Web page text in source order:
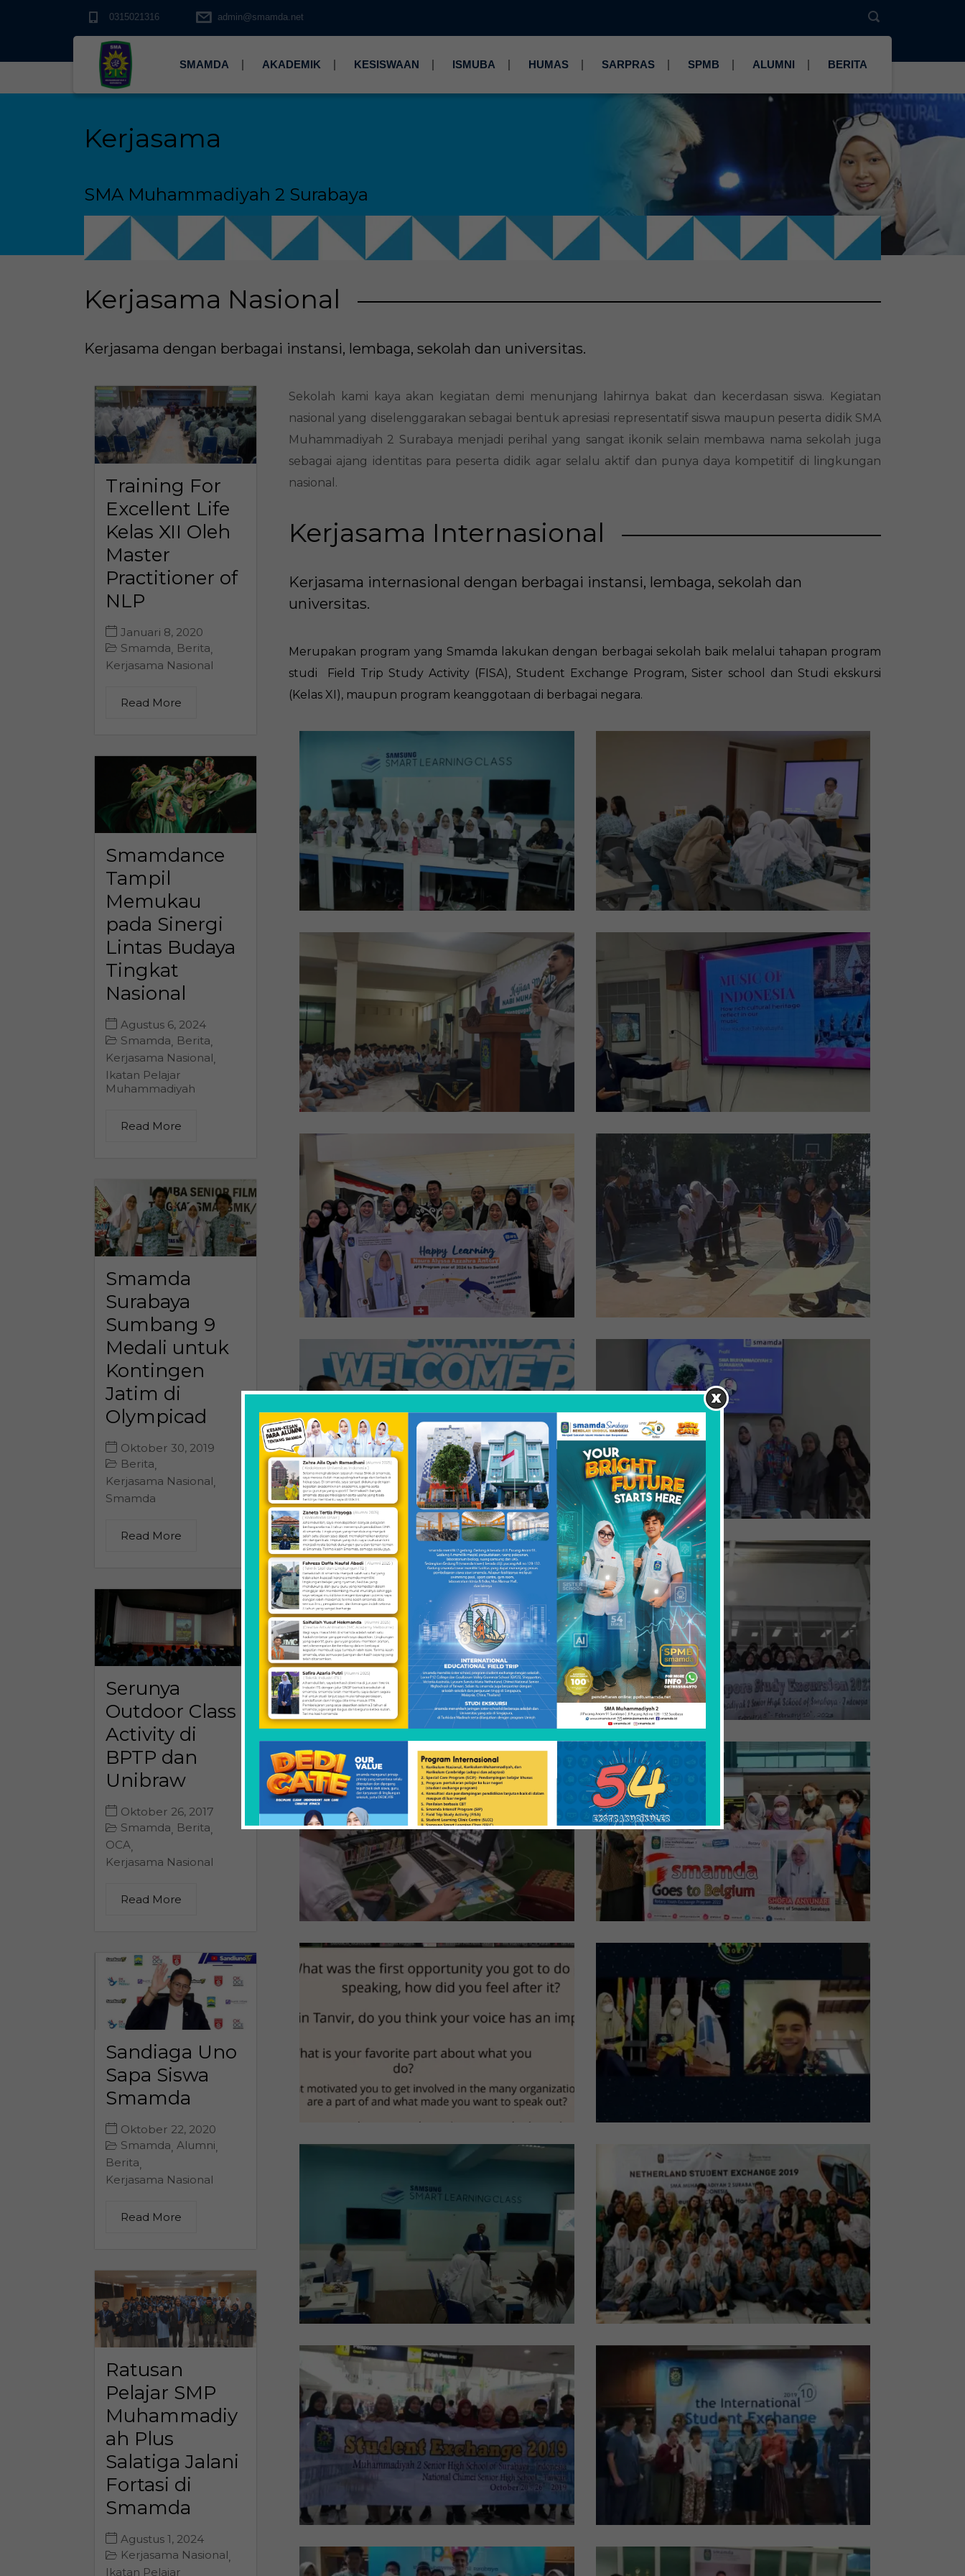
0315021316 admin@smamda.net
SMAMDA AKADEMIK KESISWAAN ISMUBA HUMAS SARPRAS SPMB ALUMNI BERITA
Kerjasama
SMA Muhammadiyah 2 Surabaya
Kerjasama Nasional
Kerjasama dengan berbagai instansi, lembaga, sekolah dan universitas.
Training For
Excellent Life
Kelas XII Oleh
Master
Practitioner of
NLP
Januari 8, 2020
Smamda, Berita,
Kerjasama Nasional
Read More
Smamdance
Tampil
Memukau
pada Sinergi
Lintas Budaya
Tingkat
Nasional
Agustus 6, 2024
Smamda, Berita,
Kerjasama Nasional,
Ikatan Pelajar
Muhammadiyah
Read More
Smamda
Surabaya
Sumbang 9
Medali untuk
Kontingen
Jatim di
Olympicad
Oktober 30, 2019
Berita,
Kerjasama Nasional,
Smamda
Read More
Serunya
Outdoor Class
Activity di
BPTP dan
Unibraw
Oktober 26, 2017
Smamda, Berita,
OCA,
Kerjasama Nasional
Read More
Sandiaga Uno
Sapa Siswa
Smamda
Oktober 22, 2020
Smamda, Alumni,
Berita,
Kerjasama Nasional
Read More
Ratusan
Pelajar SMP
Muhammadiy
ah Plus
Salatiga Jalani
Fortasi di
Smamda
Agustus 1, 2024
Kerjasama Nasional,
Ikatan Pelajar
Sekolah kami kaya akan kegiatan demi menunjang lahirnya bakat dan kecerdasan siswa. Kegiatan
nasional yang diselenggarakan sebagai bentuk apresiasi representatif siswa maupun peserta didik SMA
Muhammadiyah 2 Surabaya menjadi perihal yang sangat ikonik selain membawa nama sekolah juga
sebagai ajang identitas para peserta didik agar selalu aktif dan punya daya kompetitif di lingkungan
nasional.
Kerjasama Internasional
Kerjasama internasional dengan berbagai instansi, lembaga, sekolah dan
universitas.
Merupakan program yang Smamda lakukan dengan berbagai sekolah baik melalui tahapan program
studi Field Trip Study Activity (FISA), Student Exchange Program, Sister school dan Studi ekskursi
(Kelas XI), maupun program keanggotaan di berbagai negara.